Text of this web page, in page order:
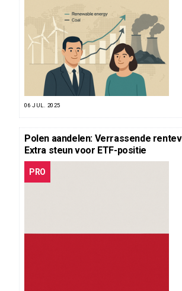
06 JUL. 2025
Polen aandelen: Verrassende
Extra steun voor ETF-positie
PRO